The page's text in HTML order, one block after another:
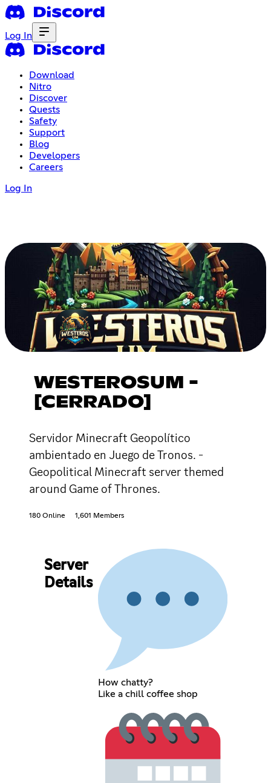
Log In
Download
Nitro
Discover
Quests
Safety
Support
Blog
Developers
Careers
Log In
WESTEROSUM -
[CERRADO]
Servidor Minecraft Geopolítico
ambientado en Juego de Tronos. -
Geopolitical Minecraft server themed
around Game of Thrones.
180 Online 1,601 Members
Server
Details
How chatty?
Like a chill coffee shop